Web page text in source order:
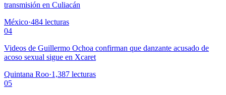
transmisión en Culiacán
México·484 lecturas
04
Videos de Guillermo Ochoa confirman que danzante acusado de
acoso sexual sigue en Xcaret
Quintana Roo·1,387 lecturas
05